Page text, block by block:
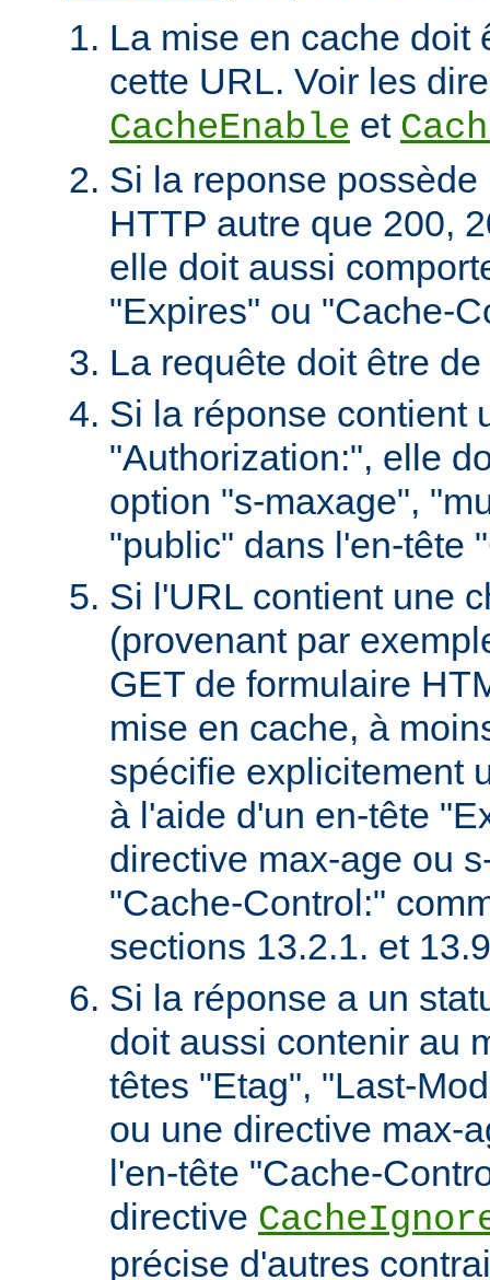
La mise en cache doit
cette URL. Voir les
CacheEnable et
Si la reponse
HTTP autre que 200,
elle doit aussi
"Expires" ou "Cache-
La requête doit être
Si la réponse contient
"Authorization:", elle
option "s-maxage",
"public" dans l'en-tête
Si l'URL contient une
(provenant par
GET de formulaire
mise en cache, à
spécifie explicitement
à l'aide d'un en-tête
directive max-age ou
"Cache-Control:"
sections 13.2.1. et
Si la réponse a un
doit aussi contenir au
têtes "Etag", "Last-
ou une directive max-
l'en-tête "Cache-
directive
précise d'autres